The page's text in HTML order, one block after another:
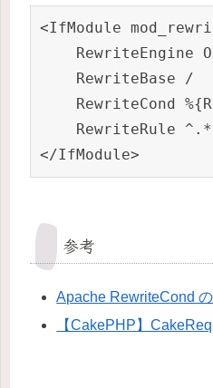
<IfModule
RewriteEngine
    RewriteBase /
RewriteCond
RewriteRule
</IfModule>
参考
Apache RewriteCond
【CakePHP】